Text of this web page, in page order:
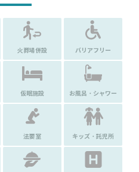
火葬場併設 バリアフリー
仮眠施設 お風呂・シャワー
法要室 キッズ・託児所